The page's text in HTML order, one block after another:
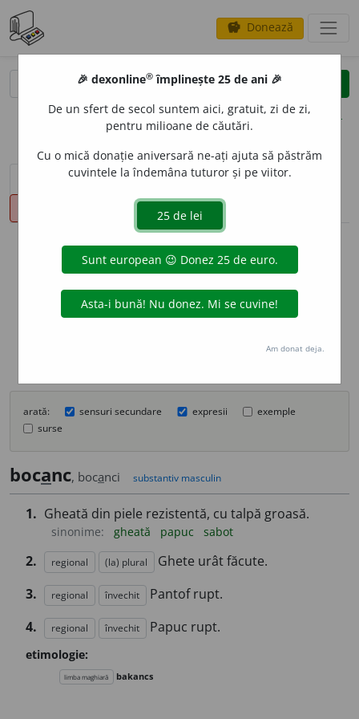
savings Donează
clear
opțiuni
sinteza definițiilor (1) definiții (27)
declinări
info
Aceste definiții sunt compilate de
echipa dexonline. Definițiile
originale se află pe filadefiniții.
Puteți reordona filele pe pagina de
arată: sensuri secundare expresii
exemple
surse
bocanc, bocanci substantiv masculin
1. Gheată din piele rezistentă, cu talpă groasă.
sinonime: gheată papuc sabot
2. regional (la) plural
Ghete urât făcute.
3.
regional învechit
Pantof rupt.
4.
regional învechit Papuc rupt.
etimologie:
limba maghiară bakancs
🎉 dexonline® împlinește 25 de ani 🎉
De un sfert de secol suntem aici, gratuit, zi de zi,
pentru milioane de căutări.
Cu o mică donație aniversară ne-ați ajuta să păstrăm
cuvintele la îndemâna tuturor și pe viitor.
Am donat deja.